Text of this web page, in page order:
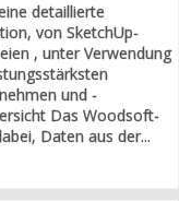
detaillierte
von SketchUp-
, unter Verwendung
und -
Das Woodsoft-
Daten aus der...